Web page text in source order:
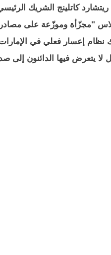
ريتشارد كاتلينج الشريك
"مجزّأة وموزّعة على مصادر
نظام إعسار فعلي في
لا يتعرض فيها الدائنون إلى